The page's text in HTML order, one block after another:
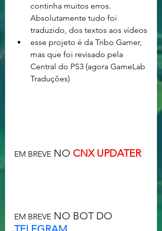
continha muitos erros.
Absolutamente tudo foi
traduzido, dos textos aos vídeos
esse projeto é da Tribo Gamer,
mas que foi revisado pela
Central do PS3 (agora GameLab
Traduções)
EM BREVE NO CNX UPDATER
EM BREVE NO BOT DO